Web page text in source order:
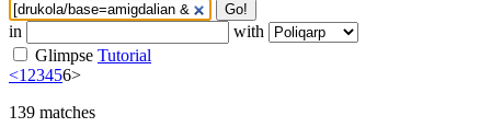
Go!
in
with
Glimpse Tutorial
<123456>
139 matches